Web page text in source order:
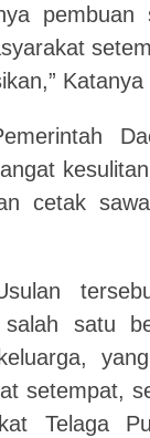
cetak
satu
setempat,
Telaga